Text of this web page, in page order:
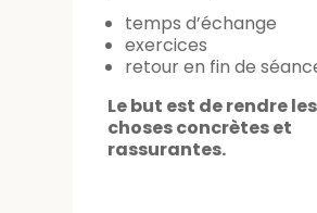
temps d’échange
exercices
retour en fin de
Le but est de rendre les
choses concrètes et
rassurantes.